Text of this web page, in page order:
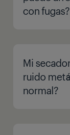
con fugas?
Mi
ruido
normal?